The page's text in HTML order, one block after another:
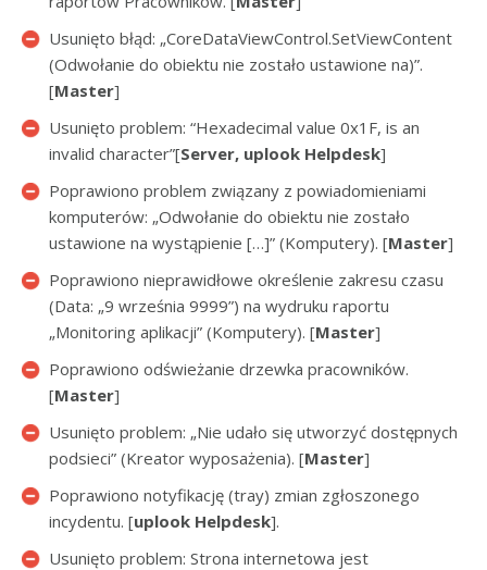
Usunięto błąd: „CoreDataViewControl.SetViewContent
(Odwołanie do obiektu nie zostało ustawione na)”.
[Master]
Usunięto problem: “Hexadecimal value 0x1F, is an
invalid character”[Server, uplook Helpdesk]
Poprawiono problem związany z powiadomieniami
komputerów: „Odwołanie do obiektu nie zostało
ustawione na wystąpienie […]” (Komputery). [Master]
Poprawiono nieprawidłowe określenie zakresu czasu
(Data: „9 września 9999”) na wydruku raportu
„Monitoring aplikacji” (Komputery). [Master]
Poprawiono odświeżanie drzewka pracowników.
[Master]
Usunięto problem: „Nie udało się utworzyć dostępnych
podsieci” (Kreator wyposażenia). [Master]
Poprawiono notyfikację (tray) zmian zgłoszonego
incydentu. [uplook Helpdesk].
Usunięto problem: Strona internetowa jest